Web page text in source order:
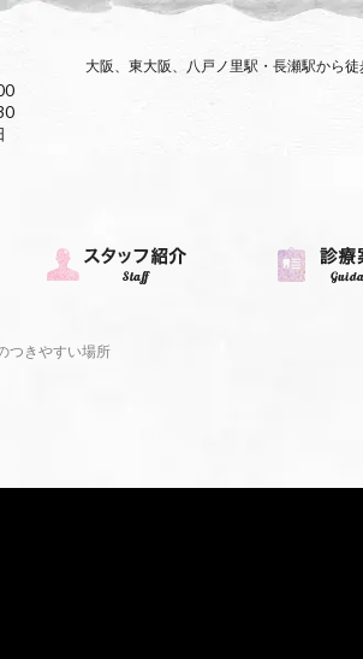
大阪、東大阪、八戸ノ里駅・長瀬駅から
つきやすい場所